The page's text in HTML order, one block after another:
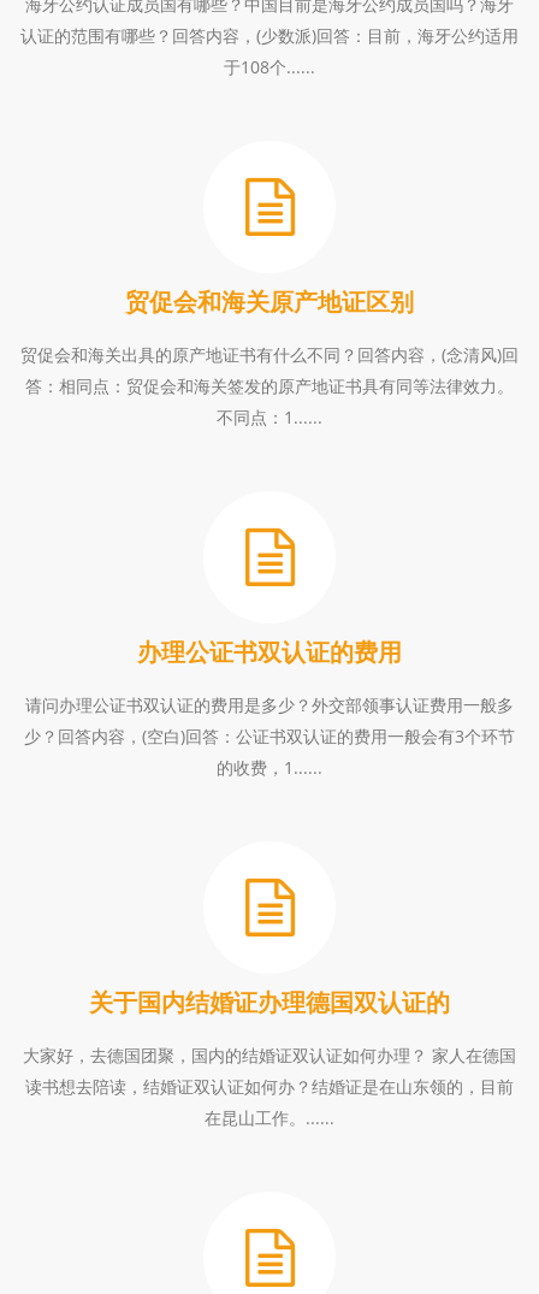
认证的范围有哪些？回答内容，(少数派)回答：目前，海牙公约适用
于108个......
贸促会和海关原产地证区别
贸促会和海关出具的原产地证书有什么不同？回答内容，(念清风)回
答：相同点：贸促会和海关签发的原产地证书具有同等法律效力。
不同点：1......
办理公证书双认证的费用
请问办理公证书双认证的费用是多少？外交部领事认证费用一般多
少？回答内容，(空白)回答：公证书双认证的费用一般会有3个环节
的收费，1......
关于国内结婚证办理德国双认证的
大家好，去德国团聚，国内的结婚证双认证如何办理？ 家人在德国
读书想去陪读，结婚证双认证如何办？结婚证是在山东领的，目前
在昆山工作。......